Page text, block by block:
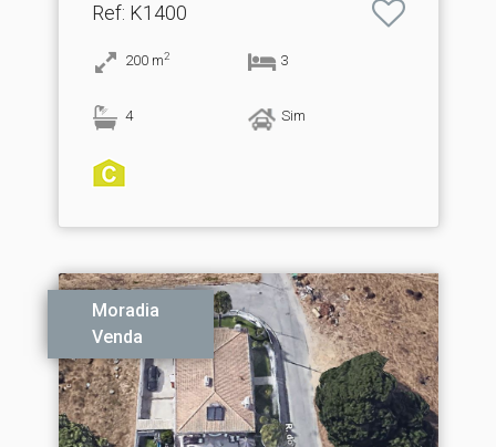
Ref: K1400
200 m2 3
4 Sim
Moradia
Venda